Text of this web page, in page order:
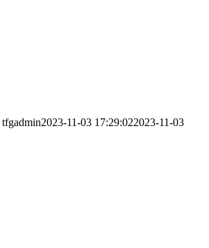
tfgadmin2023-11-03 17:29:022023-11-03